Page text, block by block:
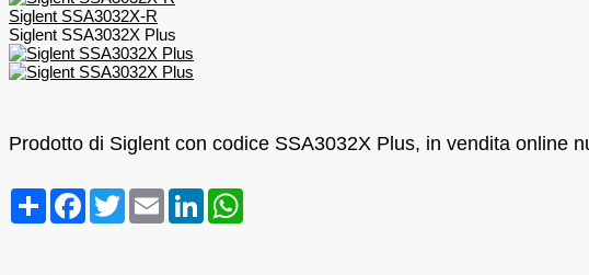
Siglent SSA3032X-R
Siglent SSA3032X Plus
Prodotto di Siglent con codice SSA3032X Plus, in vendita online
CondividiFacebook
TwitterEmail LinkedIn